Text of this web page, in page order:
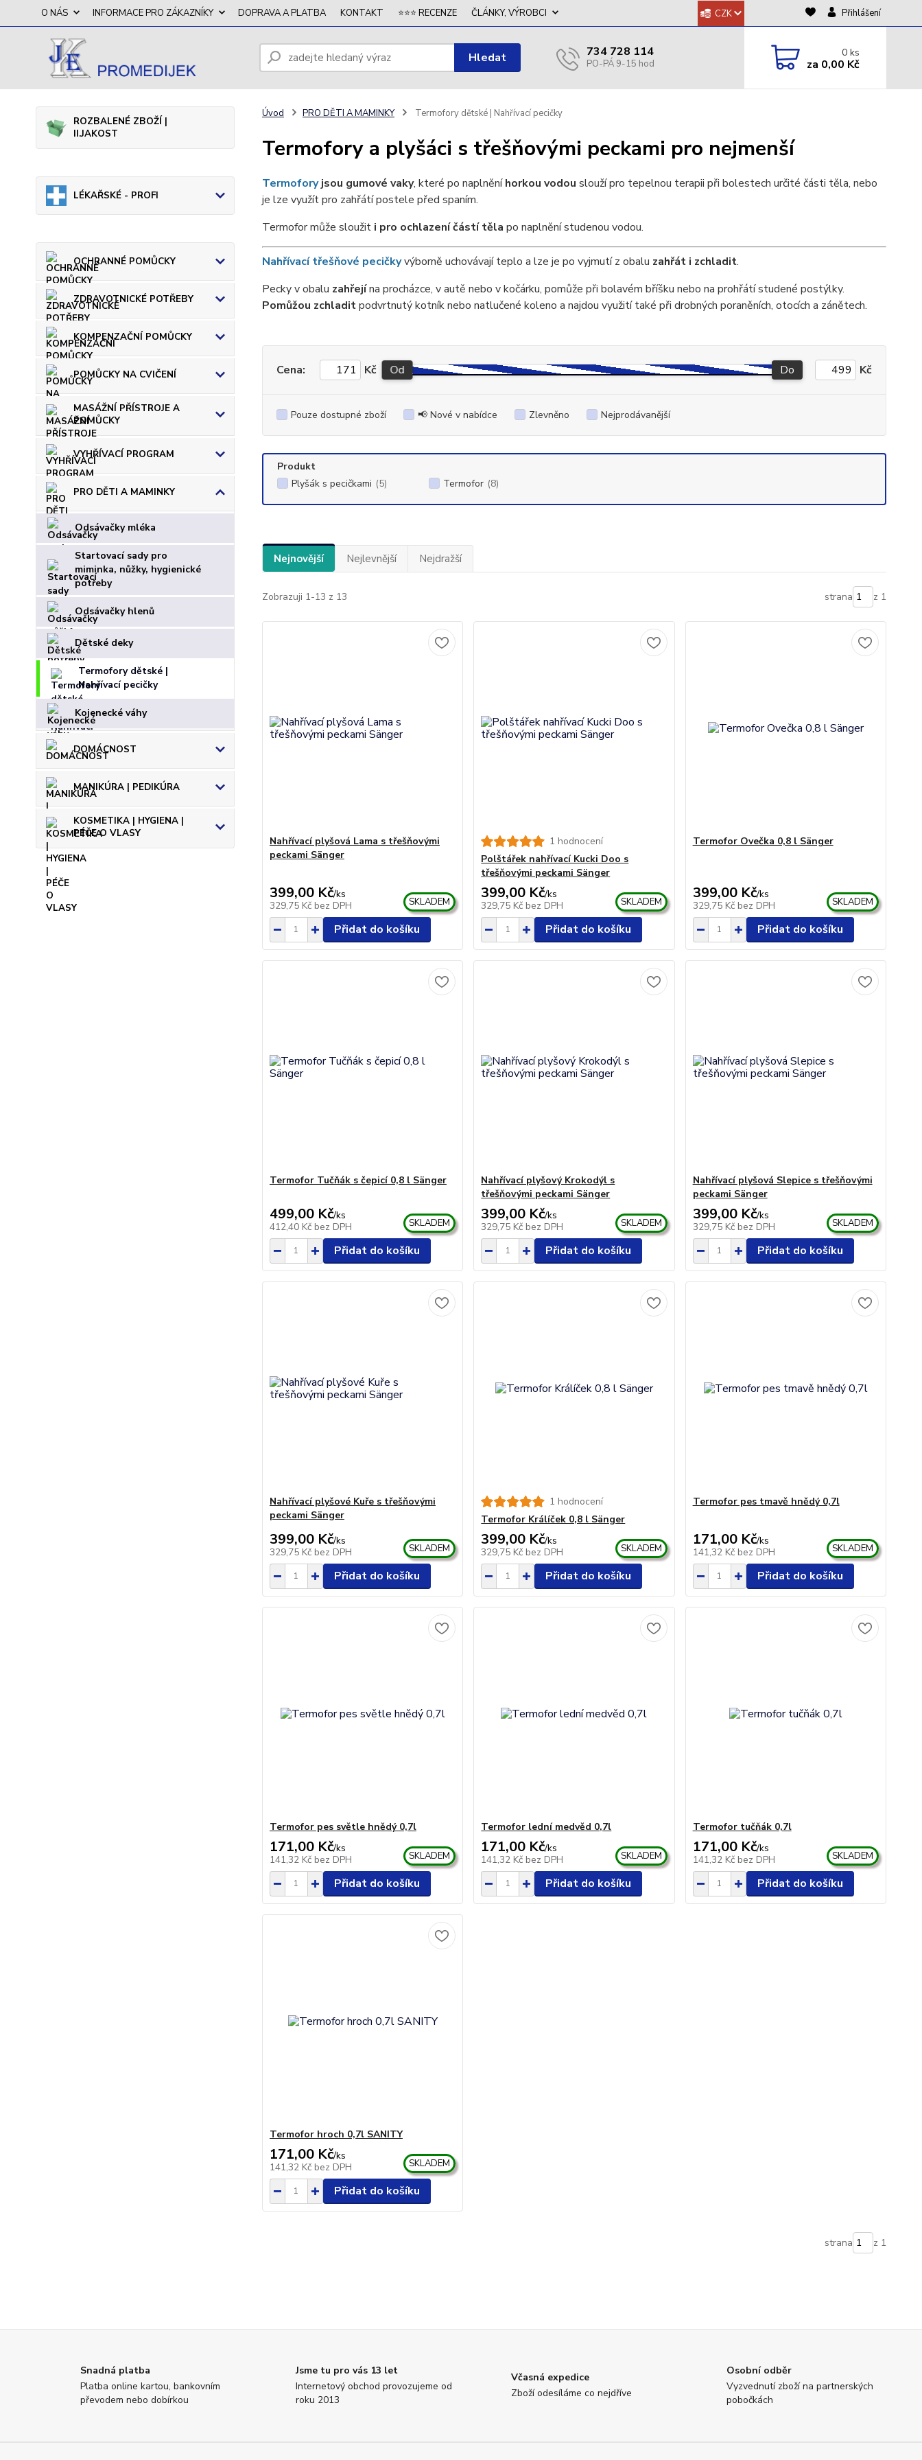
O NÁS INFORMACE PRO ZÁKAZNÍKY DOPRAVA A PLATBA KONTAKT ⭐⭐⭐ RECENZE ČLÁNKY, VÝROBCI CZK Přihlášení
Hledat 734 728 114 0ks
za 0,00 Kč
ROZBALENÉ ZBOŽÍ |
II.JAKOST
LÉKAŘSKÉ - PROFI
OCHRANNÉ POMŮCKY
ZDRAVOTNICKÉ POTŘEBY
KOMPENZAČNÍ POMŮCKY
POMŮCKY NA CVIČENÍ
MASÁŽNÍ PŘÍSTROJE A
POMŮCKY
VYHŘÍVACÍ PROGRAM
PRO DĚTI A MAMINKY
Odsávačky mléka
Startovací sady pro
miminka, nůžky, hygienické
potřeby
Odsávačky hlenů
Dětské deky
Termofory dětské |
Nahřívací pecičky
Kojenecké váhy
DOMÁCNOST
MANIKÚRA | PEDIKÚRA
KOSMETIKA | HYGIENA |
PÉČE O VLASY
Úvod PRO DĚTI A MAMINKY Termofory dětské | Nahřívací pecičky
Termofory a plyšáci s třešňovými peckami pro nejmenší
Termoforyjsou gumové vaky, které po naplněníhorkou vodou slouží pro tepelnou terapii při bolestech určité části těla, nebo
je lze využít pro zahřátí postele před spaním.
Termofor může sloužiti pro ochlazení částí těla po naplnění studenou vodou.
Nahřívací třešňové pecičkyvýborně uchovávají teplo a lze je po vyjmutí z obalu zahřát i zchladit.
Pecky v obalu zahřejína procházce, v autě nebo v kočárku, pomůže při bolavém bříšku nebo na prohřátí studené postýlky.
Pomůžou zchladitpodvrtnutý kotník nebo natlučené koleno a najdou využití také při drobných poraněních, otocích a zánětech.
Cena: Kč Od Do Kč
Pouze dostupné zboží 📢 Nové v nabídce Zlevněno Nejprodávanější
Produkt
Plyšák s pecičkami (5) Termofor (8)
Nejnovější Nejlevnější Nejdražší
Zobrazuji 1-13 z 13 strana z 1
Nahřívací plyšová Lama s třešňovými
peckami Sänger
399,00 Kč/ks
329,75 Kč bez DPH SKLADEM
Přidat do košíku
1 hodnocení
Polštářek nahřívací Kucki Doo s
třešňovými peckami Sänger
399,00 Kč/ks
329,75 Kč bez DPH SKLADEM
Přidat do košíku
Termofor Ovečka 0,8 l Sänger
399,00 Kč/ks
329,75 Kč bez DPH SKLADEM
Přidat do košíku
Termofor Tučňák s čepicí 0,8 l Sänger
499,00 Kč/ks
412,40 Kč bez DPH SKLADEM
Přidat do košíku
Nahřívací plyšový Krokodýl s
třešňovými peckami Sänger
399,00 Kč/ks
329,75 Kč bez DPH SKLADEM
Přidat do košíku
Nahřívací plyšová Slepice s třešňovými
peckami Sänger
399,00 Kč/ks
329,75 Kč bez DPH SKLADEM
Přidat do košíku
Nahřívací plyšové Kuře s třešňovými
peckami Sänger
399,00 Kč/ks
329,75 Kč bez DPH SKLADEM
Přidat do košíku
1 hodnocení
Termofor Králíček 0,8 l Sänger
399,00 Kč/ks
329,75 Kč bez DPH SKLADEM
Přidat do košíku
Termofor pes tmavě hnědý 0,7l
171,00 Kč/ks
141,32 Kč bez DPH SKLADEM
Přidat do košíku
Termofor pes světle hnědý 0,7l
171,00 Kč/ks
141,32 Kč bez DPH SKLADEM
Přidat do košíku
Termofor lední medvěd 0,7l
171,00 Kč/ks
141,32 Kč bez DPH SKLADEM
Přidat do košíku
Termofor tučňák 0,7l
171,00 Kč/ks
141,32 Kč bez DPH SKLADEM
Přidat do košíku
Termofor hroch 0,7l SANITY
171,00 Kč/ks
141,32 Kč bez DPH SKLADEM
Přidat do košíku
strana z 1
Snadná platba
Platba online kartou, bankovním
převodem nebo dobírkou
Jsme tu pro vás 13 let
Internetový obchod provozujeme od
roku 2013
Včasná expedice
Zboží odesíláme co nejdříve
Osobní odběr
Vyzvednutí zboží na partnerských
pobočkách